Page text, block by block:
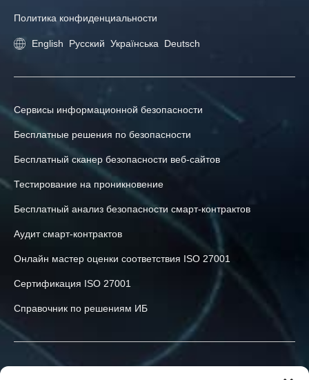
Политика конфиденциальности
English Русский Українська Deutsch
Сервисы информационной безопасности
Бесплатные решения по безопасности
Бесплатный сканер безопасности веб-сайтов
Тестирование на проникновение
Бесплатный анализ безопасности смарт-контрактов
Аудит смарт-контрактов
Онлайн мастер оценки соответствия ISO 27001
Сертификация ISO 27001
Справочник по решениям ИБ